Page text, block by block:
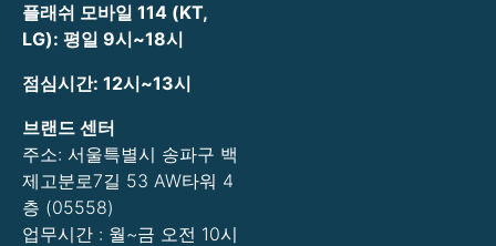
플래쉬 모바일 114 (KT,
LG): 평일 9시~18시
점심시간: 12시~13시
브랜드 센터
주소: 서울특별시 송파구 백
제고분로7길 53 AW타워 4
층 (05558)
업무시간 : 월~금 오전 10시